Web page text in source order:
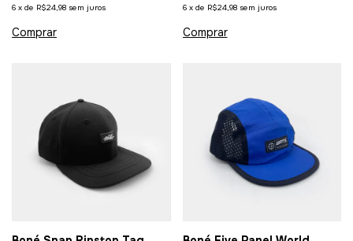
6 x de R$24,98 sem juros 6 x de R$24,98 sem juros